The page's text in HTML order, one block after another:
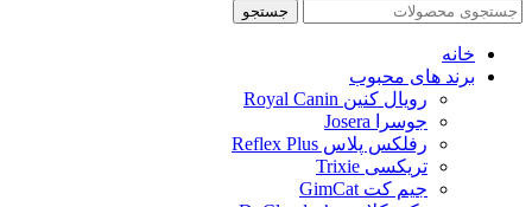
جستجو
خانه
برند های محبوب
رویال کنین Royal Canin
جوسرا Josera
رفلکس پلاس Reflex Plus
تریکسی Trixie
جیم کت GimCat